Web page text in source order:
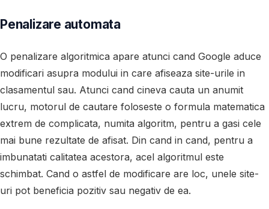
Penalizare automata
O penalizare algoritmica apare atunci cand Google aduce
modificari asupra modului in care afiseaza site-urile in
clasamentul sau. Atunci cand cineva cauta un anumit
lucru, motorul de cautare foloseste o formula matematica
extrem de complicata, numita algoritm, pentru a gasi cele
mai bune rezultate de afisat. Din cand in cand, pentru a
imbunatati calitatea acestora, acel algoritmul este
schimbat. Cand o astfel de modificare are loc, unele site-
uri pot beneficia pozitiv sau negativ de ea.